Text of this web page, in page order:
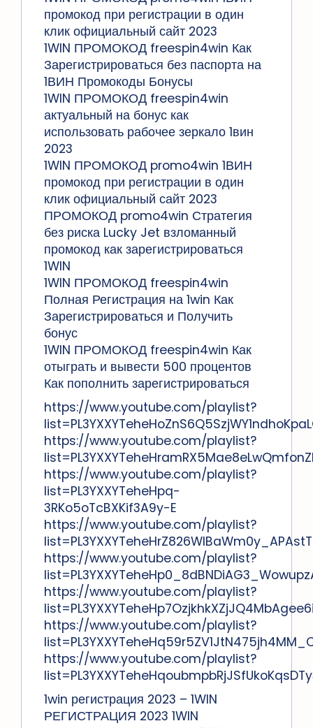
промокод при регистрации в один
клик официальный сайт 2023
1WIN ПРОМОКОД freespin4win Как
Зарегистрироваться без паспорта на
1ВИН Промокоды Бонусы
1WIN ПРОМОКОД freespin4win
актуальный на бонус как
использовать рабочее зеркало 1вин
2023
1WIN ПРОМОКОД promo4win 1ВИН
промокод при регистрации в один
клик официальный сайт 2023
ПРОМОКОД promo4win Стратегия
без риска Lucky Jet взломанный
промокод как зарегистрироваться
1WIN
1WIN ПРОМОКОД freespin4win
Полная Регистрация на 1win Как
Зарегистрироваться и Получить
бонус
1WIN ПРОМОКОД freespin4win Как
отыграть и вывести 500 процентов
Как пополнить зарегистрироваться
https://www.youtube.com/playlist?
https://www.youtube.com/playlist?
https://www.youtube.com/playlist?
list=PL3YXXYTeheHpq-
3RKo5oTcBXKif3A9y-E
https://www.youtube.com/playlist?
https://www.youtube.com/playlist?
https://www.youtube.com/playlist?
https://www.youtube.com/playlist?
https://www.youtube.com/playlist?
1win регистрация 2023 – 1WIN
РЕГИСТРАЦИЯ 2023 1WIN